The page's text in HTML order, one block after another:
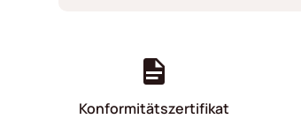
Konformitätszertifikat